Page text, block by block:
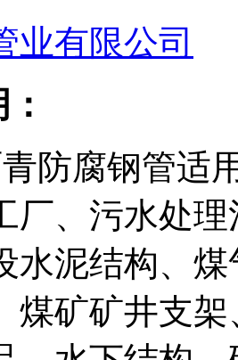
业有限公司
防腐钢管适
厂、污水处
水泥结构、
煤矿矿井支